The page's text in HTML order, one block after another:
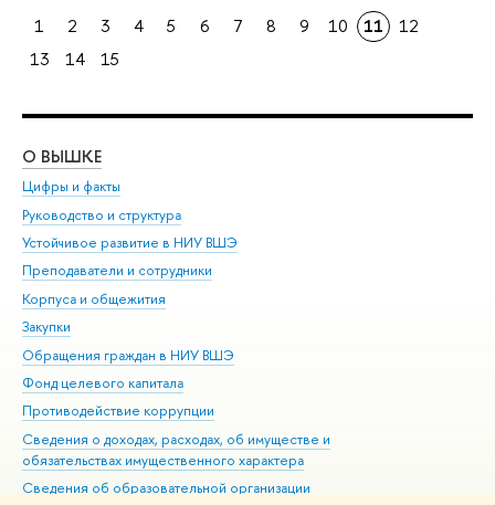
1 2 3 4 5 6 7 8 9 10 11
12
13
14 15
О ВЫШКЕ
Цифры и факты
Руководство и структура
Устойчивое развитие в НИУ ВШЭ
Преподаватели и сотрудники
Корпуса и общежития
Закупки
Обращения граждан в НИУ ВШЭ
Фонд целевого капитала
Противодействие коррупции
Сведения о доходах, расходах, об имуществе и
обязательствах имущественного характера
Сведения об образовательной организации